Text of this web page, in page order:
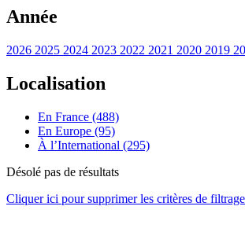
Année
2026 2025 2024 2023 2022 2021 2020 2019
Localisation
En France (488)
En Europe (95)
À l’International (295)
Désolé pas de résultats
Cliquer ici pour supprimer les critères de filtrage